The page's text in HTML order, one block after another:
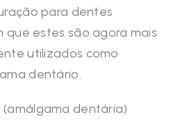
para dentes
que estes são agora mais
utilizados como
dentário.
dentária)